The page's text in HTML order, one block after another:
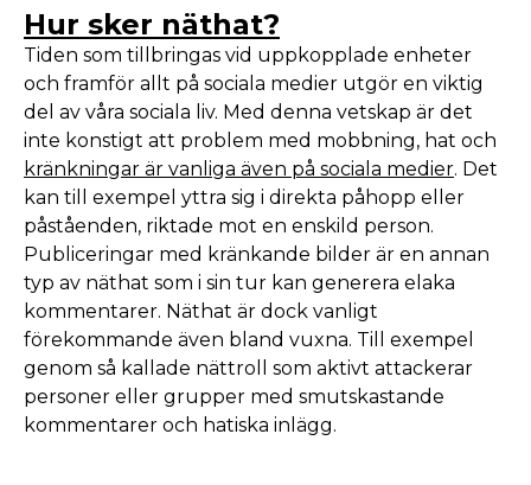
Hur sker näthat?
Tiden som tillbringas vid uppkopplade enheter
och framför allt på sociala medier utgör en viktig
del av våra sociala liv. Med denna vetskap är det
inte konstigt att problem med mobbning, hat och
kränkningar är vanliga även på sociala medier. Det
kan till exempel yttra sig i direkta påhopp eller
påståenden, riktade mot en enskild person.
Publiceringar med kränkande bilder är en annan
typ av näthat som i sin tur kan generera elaka
kommentarer. Näthat är dock vanligt
förekommande även bland vuxna. Till exempel
genom så kallade nättroll som aktivt attackerar
personer eller grupper med smutskastande
kommentarer och hatiska inlägg.